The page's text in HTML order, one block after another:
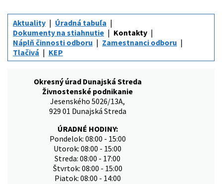
Aktuality
Úradná tabuľa
Dokumenty na stiahnutie
Kontakty
Náplň činnosti odboru
Zamestnanci odboru
Tlačivá
KEP
Okresný úrad Dunajská Streda
Živnostenské podnikanie
Jesenského 5026/13A,
929 01 Dunajská Streda
ÚRADNÉ HODINY:
Pondelok: 08:00 - 15:00
Utorok: 08:00 - 15:00
Streda: 08:00 - 17:00
Štvrtok: 08:00 - 15:00
Piatok: 08:00 - 14:00